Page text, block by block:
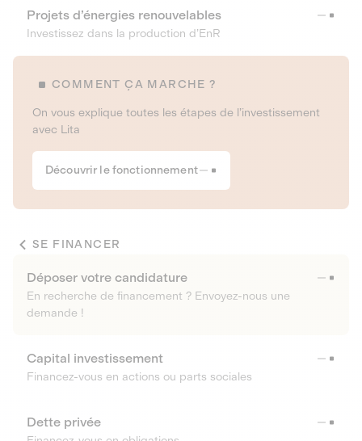
Projets d’énergies renouvelables
Investissez dans la production d’EnR
COMMENT ÇA MARCHE ?
On vous explique toutes les étapes de l’investissement
avec Lita
Découvrir le fonctionnement
SE FINANCER
Déposer votre candidature
En recherche de financement ? Envoyez-nous une
demande !
Capital investissement
Financez-vous en actions ou parts sociales
Dette privée